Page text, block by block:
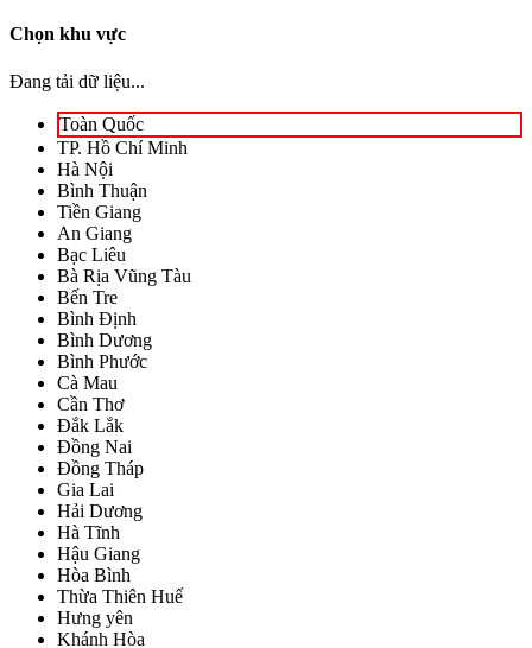
Chọn khu vực
Đang tải dữ liệu...
Toàn Quốc
TP. Hồ Chí Minh
Hà Nội
Bình Thuận
Tiền Giang
An Giang
Bạc Liêu
Bà Rịa Vũng Tàu
Bến Tre
Bình Định
Bình Dương
Bình Phước
Cà Mau
Cần Thơ
Đắk Lắk
Đồng Nai
Đồng Tháp
Gia Lai
Hải Dương
Hà Tĩnh
Hậu Giang
Hòa Bình
Thừa Thiên Huế
Hưng yên
Khánh Hòa